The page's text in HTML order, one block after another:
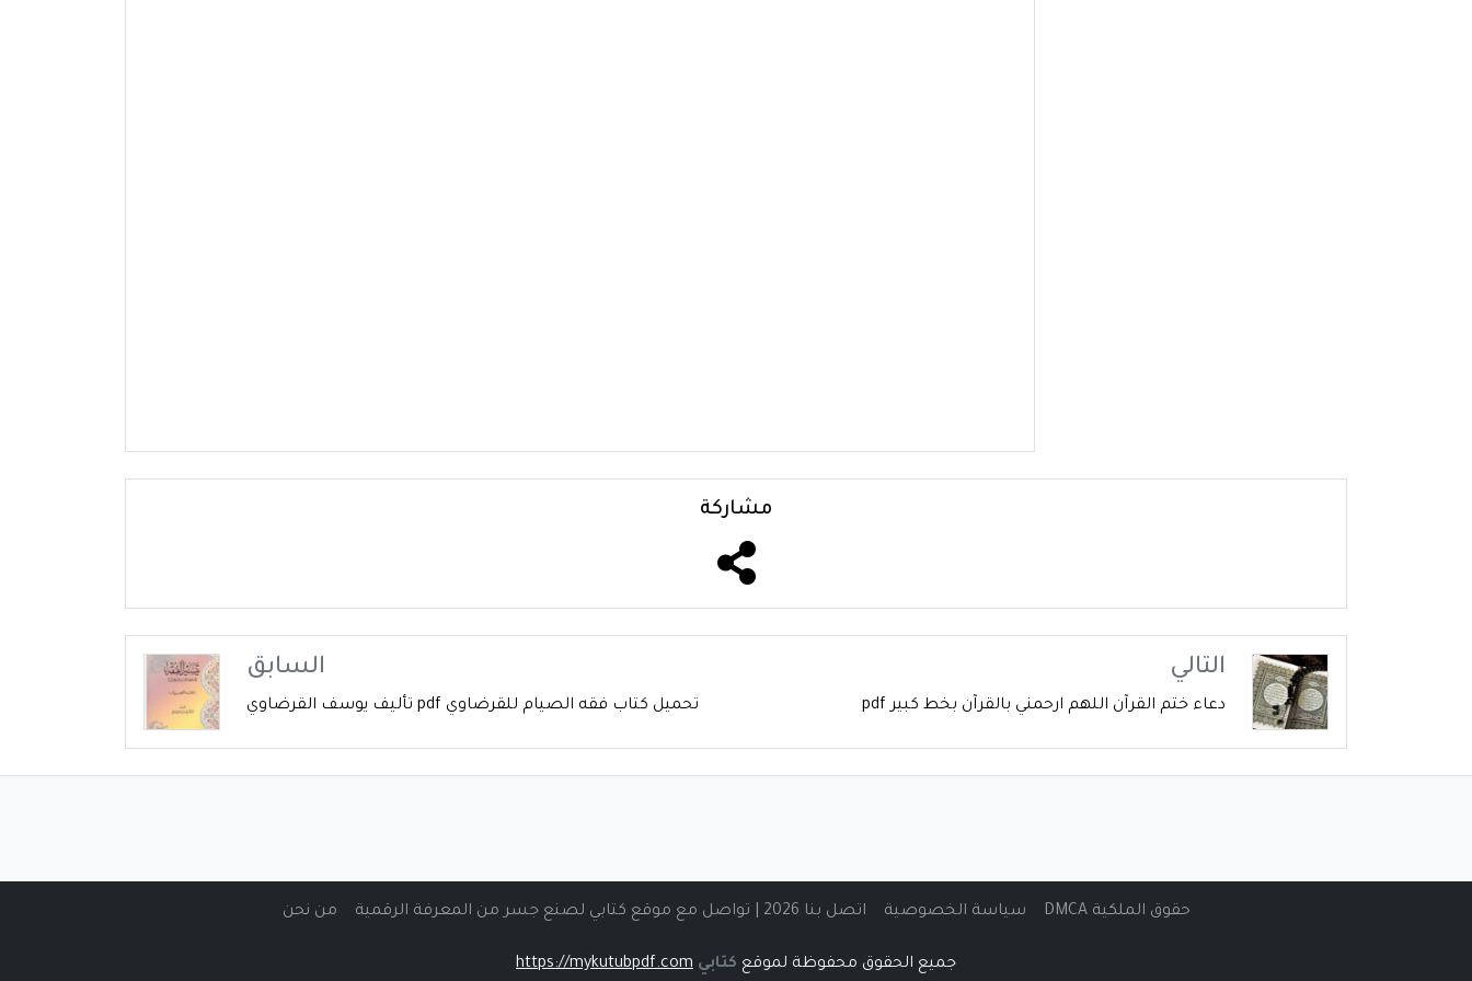
مشاركة
التالي
دعاء ختم القرآن اللهم ارحمني بالقرآن بخط كبير pdf
السابق
تحميل كتاب فقه الصيام للقرضاوي pdf تأليف يوسف القرضاوي
حقوق الملكية DMCA سياسة الخصوصية اتصل بنا 2026 | تواصل مع موقع كتابي لصنع جسر من المعرفة الرقمية من نحن
جميع الحقوق محفوظة لموقع كتابي https://mykutubpdf.com